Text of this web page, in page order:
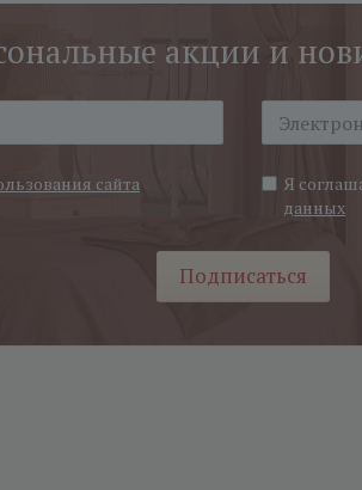
акции и
сайта Я
данных
Подписаться